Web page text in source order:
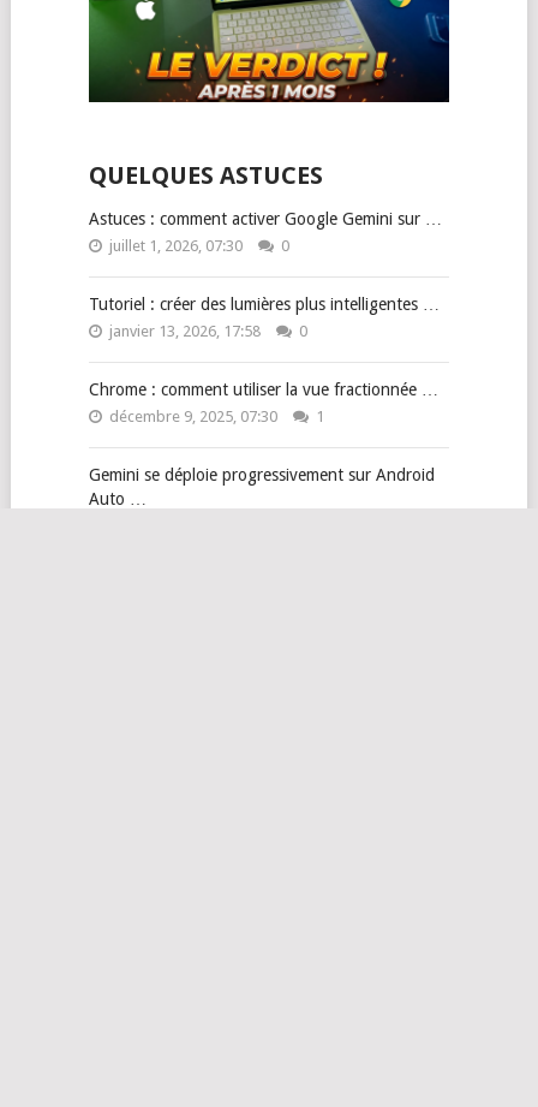
QUELQUES ASTUCES
Astuces : comment activer Google Gemini sur …
juillet 1, 2026, 07:30 0
Tutoriel : créer des lumières plus intelligentes …
janvier 13, 2026, 17:58 0
Chrome : comment utiliser la vue fractionnée …
décembre 9, 2025, 07:30 1
Gemini se déploie progressivement sur Android
Auto …